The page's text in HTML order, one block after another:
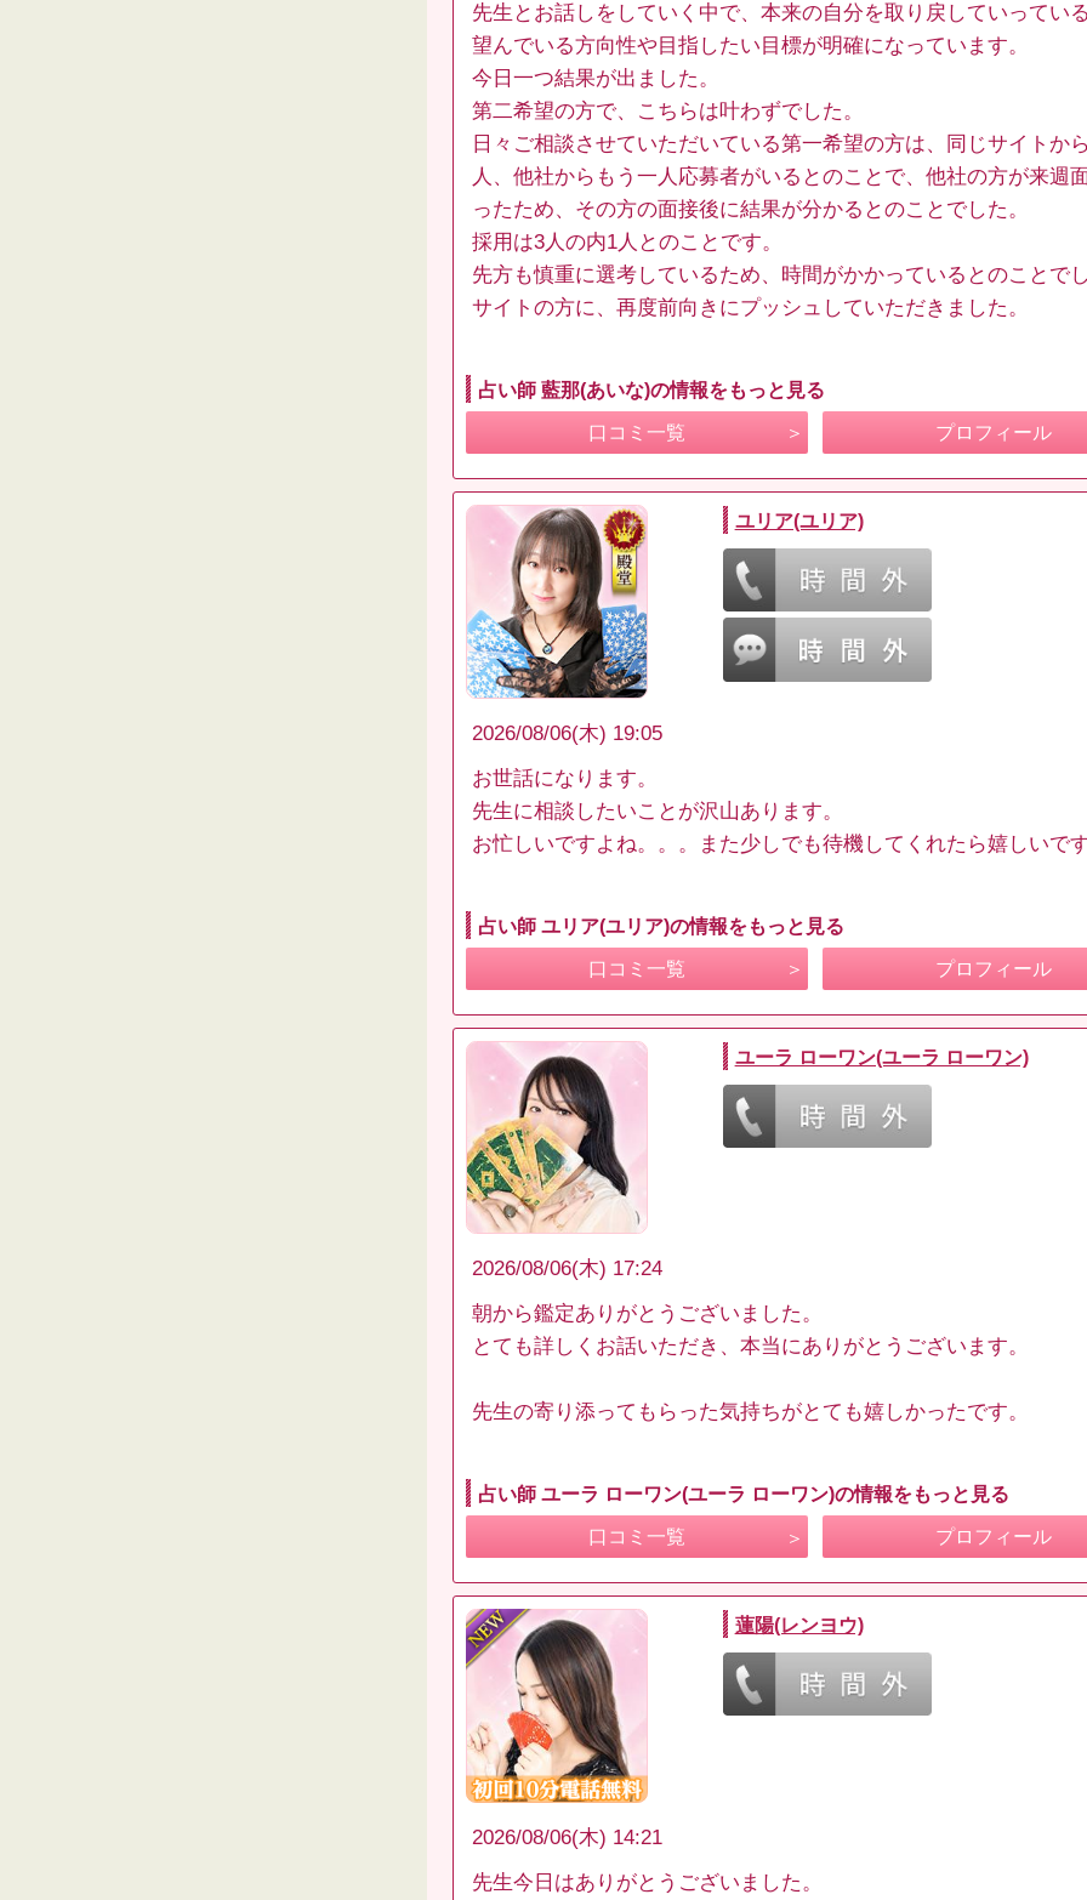
先生とお話しをしていく中で、本来の自分を取り戻していってい
望んでいる方向性や目指したい目標が明確になっています。
今日一つ結果が出ました。
第二希望の方で、こちらは叶わずでした。
日々ご相談させていただいている第一希望の方は、同じサイトか
人、他社からもう一人応募者がいるとのことで、他社の方が来週
ったため、その方の面接後に結果が分かるとのことでした。
採用は3人の内1人とのことです。
先方も慎重に選考しているため、時間がかかっているとのことで
サイトの方に、再度前向きにプッシュしていただきました。
占い師 藍那(あいな)の情報をもっと見る
口コミ一覧 プロフィール
ユリア(ユリア)
2026/08/06(木) 19:05
お世話になります。
先生に相談したいことが沢山あります。
お忙しいですよね。。。また少しでも待機してくれたら嬉しいで
占い師 ユリア(ユリア)の情報をもっと見る
口コミ一覧 プロフィール
ユーラ ローワン(ユーラ ローワン)
2026/08/06(木) 17:24
朝から鑑定ありがとうございました。
とても詳しくお話いただき、本当にありがとうございます。
先生の寄り添ってもらった気持ちがとても嬉しかったです。
占い師 ユーラ ローワン(ユーラ ローワン)の情報をもっと見る
口コミ一覧 プロフィール
蓮陽(レンヨウ)
2026/08/06(木) 14:21
先生今日はありがとうございました。